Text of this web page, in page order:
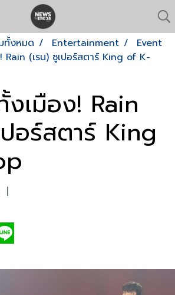
ทั้งหมด Entertainment
Event
Rain (เรน) ซูเปอร์สตาร์ King of K-
เมือง! Rain
ปอร์สตาร์ King
|